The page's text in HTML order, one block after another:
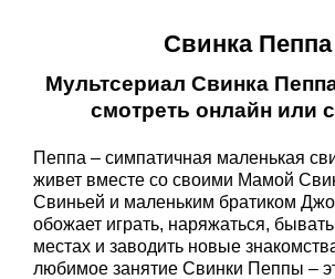
Свинка Пеппа
Мультсериал Свинка
смотреть онлайн или
Пеппа – симпатичная маленькая
живет вместе со своими Мамой
Свиньей и маленьким братиком
обожает играть, наряжаться,
местах и заводить новые
любимое занятие Свинки Пеппы –